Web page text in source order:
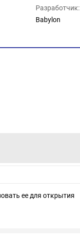
Разработчик:
Babylon
ее для открытия